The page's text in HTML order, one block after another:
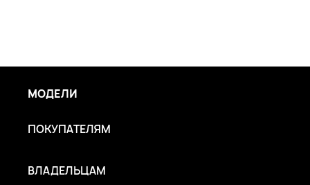
МОДЕЛИ
ПОКУПАТЕЛЯМ
ВЛАДЕЛЬЦАМ